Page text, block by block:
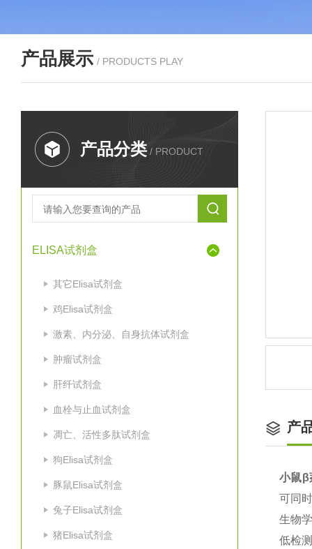
产品展示 / PRODUCTS PLAY
产品分类 / PRODUCT
ELISA试剂盒
其它Elisa试剂盒
鸡Elisa试剂盒
激素、内分泌、自身抗体试剂盒
肿瘤试剂盒
肝纤试剂盒
血栓与止血试剂盒
凋亡、活性多肽试剂盒
狗Elisa试剂盒
豚鼠Elisa试剂盒
兔子Elisa试剂盒
猪Elisa试剂盒
产
小鼠β
可同
生物
低检